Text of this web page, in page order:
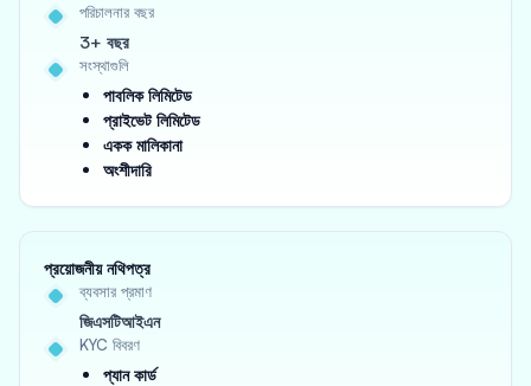
পরিচালনার বছর
3+ বছর
সংস্থাগুলি
পাবলিক লিমিটেড
প্রাইভেট লিমিটেড
একক মালিকানা
অংশীদারি
প্রয়োজনীয় নথিপত্র
ব্যবসার প্রমাণ
জিএসটিআইএন
KYC বিবরণ
প্যান কার্ড